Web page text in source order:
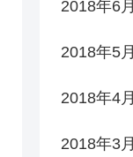
2018年6月
2018年5月
2018年4月
2018年3月